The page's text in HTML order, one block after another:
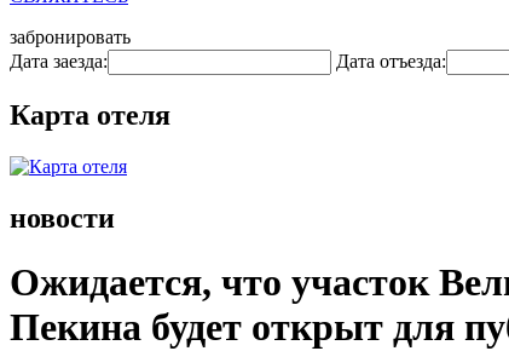
забронировать
Дата заезда:
Дата отъезда:
Карта отеля
новости
Ожидается, что участок
Пекина будет открыт для